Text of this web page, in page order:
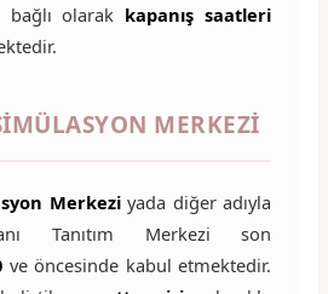
olarak kapanış saatleri
MERKEZI
Merkeziyada diğer adıyla
Tanıtım Merkezi son
ve öncesinde kabul etmektedir.